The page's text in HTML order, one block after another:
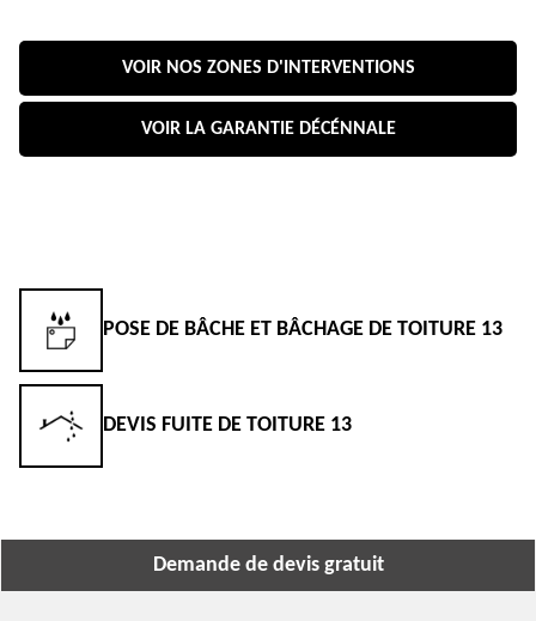
VOIR NOS ZONES D'INTERVENTIONS
VOIR LA GARANTIE DÉCÉNNALE
POSE DE BÂCHE ET BÂCHAGE DE TOITURE 13
DEVIS FUITE DE TOITURE 13
Demande de devis gratuit